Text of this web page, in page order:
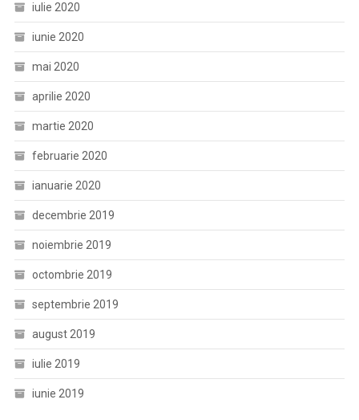
iulie 2020
iunie 2020
mai 2020
aprilie 2020
martie 2020
februarie 2020
ianuarie 2020
decembrie 2019
noiembrie 2019
octombrie 2019
septembrie 2019
august 2019
iulie 2019
iunie 2019